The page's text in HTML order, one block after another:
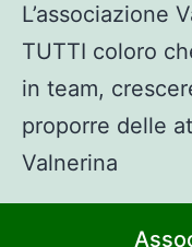
L’associazione
TUTTI coloro
in team,
proporre delle
Valnerina